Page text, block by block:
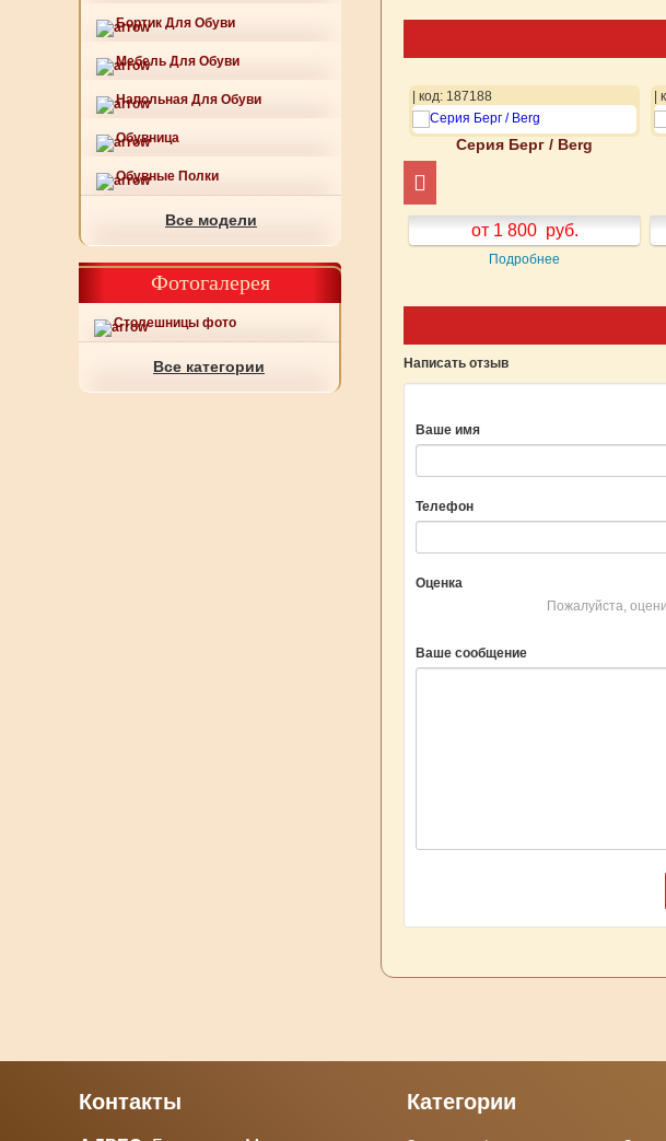
Бортик Для Обуви
Мебель Для Обуви
Напольная Для Обуви
Обувница
Обувные Полки
Все модели
Фотогалерея
Столешницы фото
Все категории
163-693-107
| код: 221982
от 4 311
Подробнее
| код: 187188
Серия Берг / Berg
от 1 800 руб.
Подробнее
|
Написать отзыв
Ваше имя
Телефон
Оценка
Пожалуйста,
Ваше сообщение
Контакты Категории